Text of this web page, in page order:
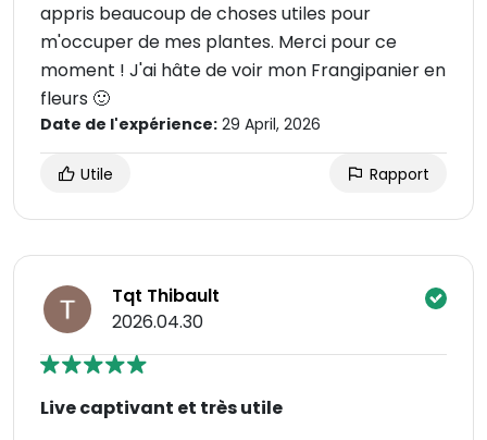
appris beaucoup de choses utiles pour
m'occuper de mes plantes. Merci pour ce
moment ! J'ai hâte de voir mon Frangipanier en
fleurs 🙂
Date de l'expérience: 29 April, 2026
Utile Rapport
Tqt Thibault
2026.04.30
Live captivant et très utile